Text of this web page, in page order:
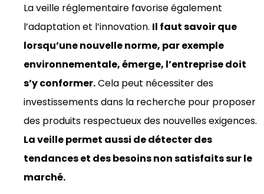
La veille réglementaire favorise également
l’adaptation et l’innovation. Il faut savoir que
lorsqu’une nouvelle norme, par exemple
environnementale, émerge, l’entreprise doit
s’y conformer.Cela peut nécessiter des
investissements dans la recherche pour proposer
des produits respectueux des nouvelles exigences.
La veille permet aussi de détecter des
tendances et des besoins non satisfaits sur le
marché.